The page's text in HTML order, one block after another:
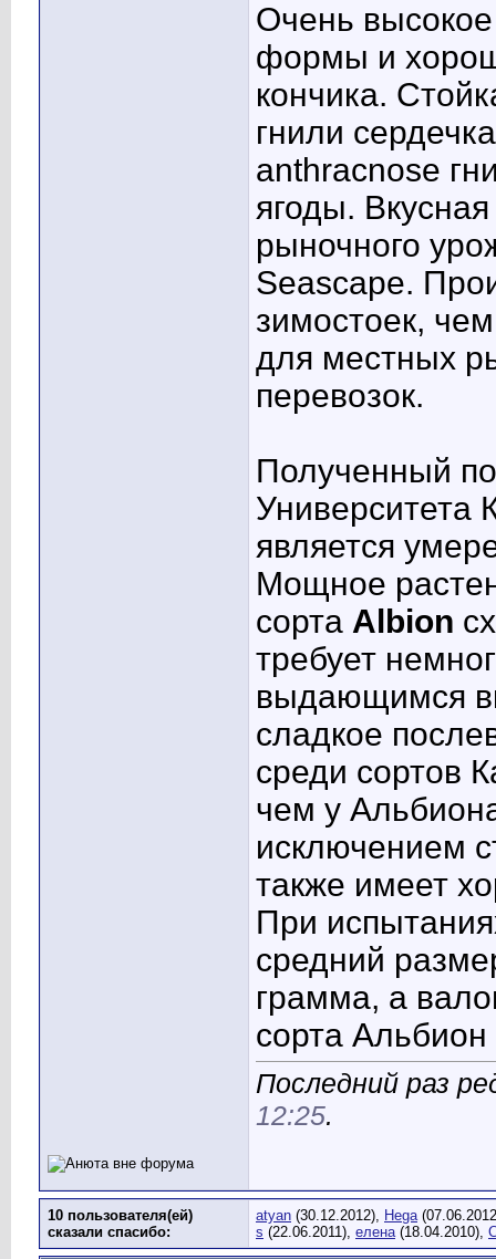
Очень высокое
формы и
кончика.
гнили
anthracnose
ягоды.
рыночного
Seascape.
зимостоек,
для местных
перевозок.
Полученный
Университета
является
Мощное
сорта Albion
требует
выдающимся
сладкое
среди сортов
чем у
исключением
также имеет
При
средний
грамма, а
сорта
Последний раз
12:25.
10 пользователя(ей)
сказали cпасибо:
atyan (30.12.2012), Hega
s (22.06.2011), елена(18.04.2010),